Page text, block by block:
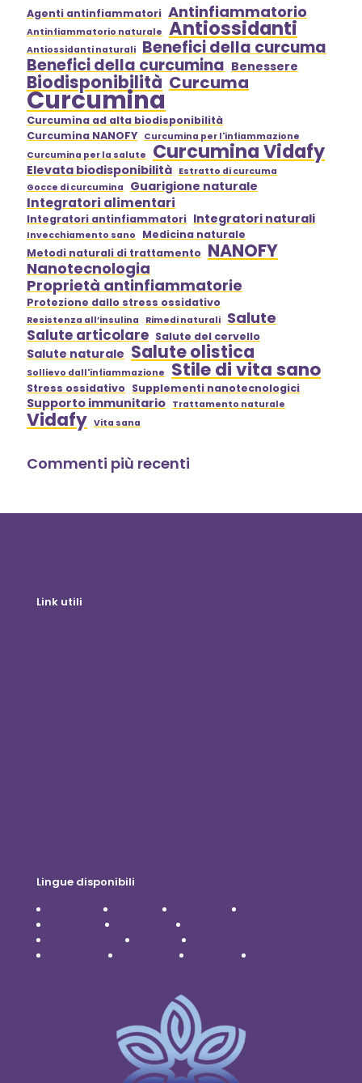
Agenti antinfiammatori Antinfiammatorio
Antinfiammatorio naturale Antiossidanti
Antiossidanti naturali Benefici della curcuma
Benefici della curcumina Benessere
Biodisponibilità Curcuma
Curcumina
Curcumina ad alta biodisponibilità
Curcumina NANOFY Curcumina per l'infiammazione
Curcumina per la salute
Curcumina Vidafy
Elevata biodisponibilità Estratto di curcuma
Gocce di curcumina
Guarigione naturale
Integratori alimentari
Integratori antinfiammatori Integratori naturali
Invecchiamento sano
Medicina naturale
Metodi naturali di trattamento NANOFY
Nanotecnologia
Proprietà antinfiammatorie
Protezione dallo stress ossidativo
Resistenza all’insulina Rimedi naturali Salute
Salute articolare Salute del cervello
Salute naturale Salute olistica
Sollievo dall'infiammazione Stile di vita sano
Stress ossidativo Supplementi nanotecnologici
Supporto immunitario Trattamento naturale
Vidafy Vita sana
Commenti più recenti
Link utili
Lingue disponibili